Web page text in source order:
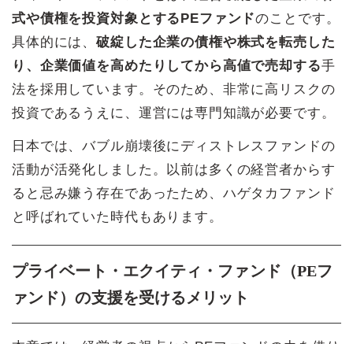
式や債権を投資対象とするPEファンドのことです。
具体的には、破綻した企業の債権や株式を転売した
り、企業価値を高めたりしてから高値で売却する手
法を採用しています。そのため、非常に高リスクの
投資であるうえに、運営には専門知識が必要です。
日本では、バブル崩壊後にディストレスファンドの
活動が活発化しました。以前は多くの経営者からす
ると忌み嫌う存在であったため、ハゲタカファンド
と呼ばれていた時代もあります。
プライベート・エクイティ・ファンド（PEフ
ァンド）の支援を受けるメリット